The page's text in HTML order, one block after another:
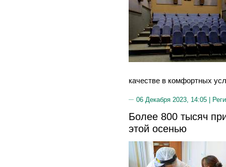
качестве в комфортных
06 Декабря 2023, 14:05 |
Более 800 тысяч
этой осенью